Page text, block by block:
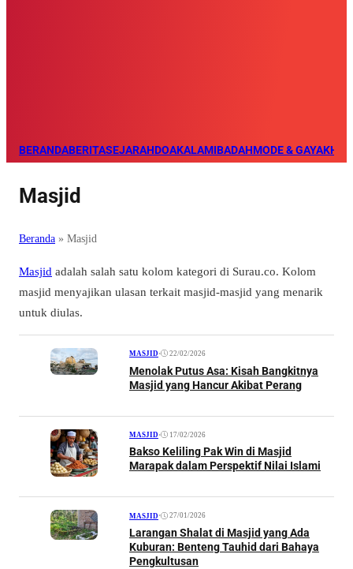
BERANDABERITASEJARAHDOAKALAMIBADAHMODE & GAYA
Masjid
Beranda » Masjid
Masjid adalah salah satu kolom kategori di Surau.co. Kolom
masjid menyajikan ulasan terkait masjid-masjid yang menarik
untuk diulas.
MASJID • 22/02/2026
Menolak Putus Asa: Kisah Bangkitnya
Masjid yang Hancur Akibat Perang
MASJID • 17/02/2026
Bakso Keliling Pak Win di Masjid
Marapak dalam Perspektif Nilai Islami
MASJID • 27/01/2026
Larangan Shalat di Masjid yang Ada
Kuburan: Benteng Tauhid dari Bahaya
Pengkultusan